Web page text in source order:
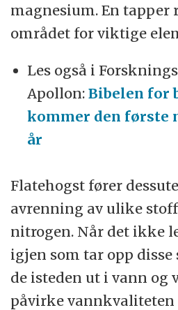
magnesium. En tapper
området for viktige
Les også i
Apollon:Bibelen for
kommer den første
år
Flatehogst fører
avrenning av ulike
nitrogen. Når det ikke
igjen som tar opp disse
de isteden ut i vann og
påvirke vannkvaliteten